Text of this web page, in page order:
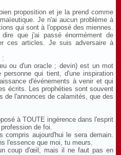
proposition et je la prend comme
Je n'ai aucun problème à
qui sont à l'opposé des miennes.
que j'ai passé énormément de
ces articles. Je suis adversaire à
:
ou d'un oracle ; devin) est un mot
personne qui tient, d'une inspiration
d'événements à venir et qui
écrits. Les prophéties sont souvent
de l'annonces de calamités, que des
à TOUTE ingérence dans l'esprit
de foi.
compris aujourd'hui le sera demain.
l'essence que moi, tu meurs.
coup d'œil, mais il ne faut pas en